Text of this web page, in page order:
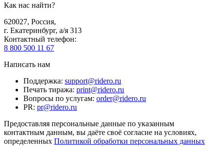
Как нас найти?
620027, Россия,
г. Екатеринбург, а/я 313
Контактный телефон:
8 800 500 11 67
Написать нам
Поддержка: support@ridero.ru
Печать тиража: print@ridero.ru
Вопросы по услугам: order@ridero.ru
PR: pr@ridero.ru
Предоставляя персональные данные по указанным
контактным данным, вы даёте своё согласие на условиях,
определенных Политикой обработки персональных данных